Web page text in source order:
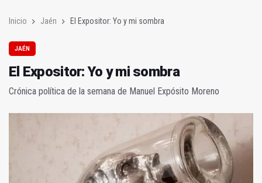
Inicio Jaén El Expositor: Yo y mi sombra
JAÉN
El Expositor: Yo y mi sombra
Crónica política de la semana de Manuel Expósito Moreno